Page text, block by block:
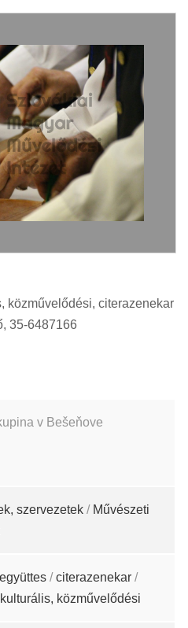
közművelődési, citerazenekar
35-6487166
v Bešeňove
szervezetek / Művészeti
/citerazenekar /
kulturális, közművelődési